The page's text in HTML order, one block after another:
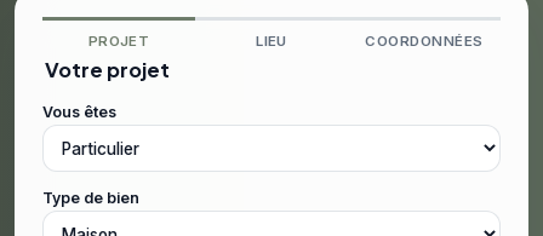
PROJET LIEU COORDONNÉES
Votre projet
Vous êtes
Type de bien